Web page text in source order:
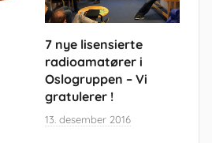
7 nye lisensierte
radioamatører i
Oslogruppen – Vi
gratulerer !
13. desember 2016